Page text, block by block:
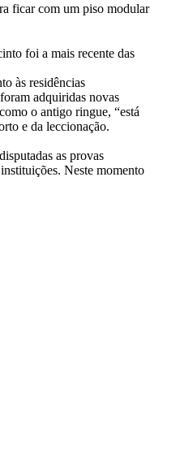
ficar com um piso modular
foi a mais recente das
às residências
adquiridas novas
o antigo ringue, “está
e da leccionação.
as provas
Neste momento